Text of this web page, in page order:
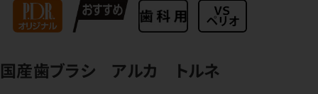
国産歯ブラシ アルカ トルネ